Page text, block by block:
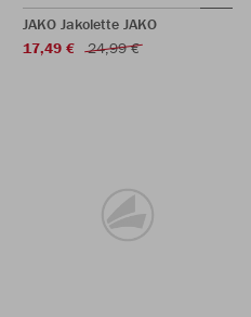
JAKO Jakolette JAKO
17,49 €
24,99 €